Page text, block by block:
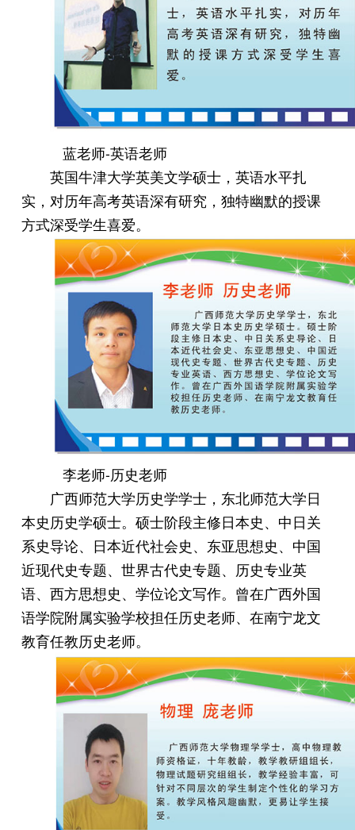
蓝老师-英语老师
英国牛津大学英美文学硕士，英语水平扎
实，对历年高考英语深有研究，独特幽默的授课
方式深受学生喜爱。
李老师-历史老师
广西师范大学历史学学士，东北师范大学日
本史历史学硕士。硕士阶段主修日本史、中日关
系史导论、日本近代社会史、东亚思想史、中国
近现代史专题、世界古代史专题、历史专业英
语、西方思想史、学位论文写作。曾在广西外国
语学院附属实验学校担任历史老师、在南宁龙文
教育任教历史老师。